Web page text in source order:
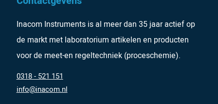
Inacom Instruments is al meer dan 35 jaar actief op
de markt met laboratorium artikelen en producten
voor de meet-en regeltechniek (proceschemie).
0318 - 521 151
info@inacom.nl